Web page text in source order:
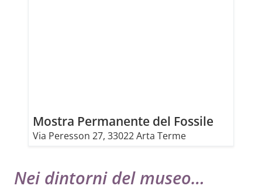
Mostra Permanente del Fossile
Via Peresson 27, 33022 Arta Terme
Nei dintorni del museo…